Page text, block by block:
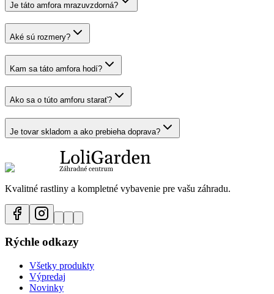
Je táto amfora mrazuvzdorná?
Aké sú rozmery?
Kam sa táto amfora hodí?
Ako sa o túto amforu starať?
Je tovar skladom a ako prebieha doprava?
Kvalitné rastliny a kompletné vybavenie pre vašu záhradu.
Rýchle odkazy
Všetky produkty
Výpredaj
Novinky